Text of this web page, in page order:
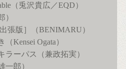
（兎沢貴広／EQD）
）
張版］（BENIMARU）
Kensei Ogata）
ラーパス（兼政拓実）
一郎）